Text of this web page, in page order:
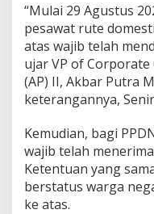
a
w
a
t
D
o
m
s
t
i
k
W
“Mulai 29 Agustus
pesawat rute
atas wajib telah
ujar VP of
(AP) II, Akbar Putra
keterangannya,
Kemudian, bagi
wajib telah
Ketentuan yang
berstatus warga
ke atas.